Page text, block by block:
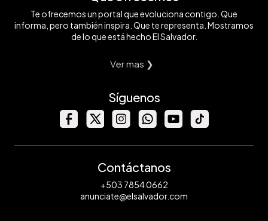
Te ofrecemos un portal que evoluciona contigo. Que
informa, pero también inspira. Que te representa. Mostramos
de lo que está hecho El Salvador.
Ver mas ❯
Síguenos
Contáctanos
+503 7854 0662
anunciate@elsalvador.com